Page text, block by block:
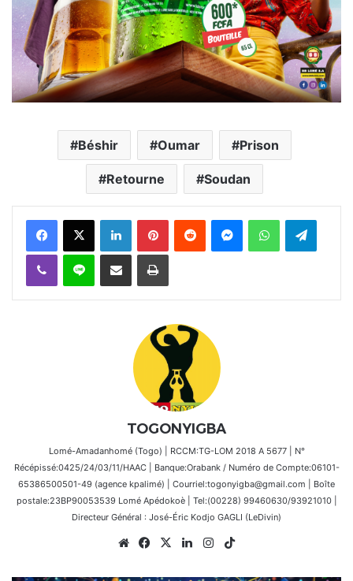
Béshir Oumar Prison
Retourne Soudan
FacebookX Linkedin PinterestReddit MessengerWhatsAppTelegram
Viber Ligne Partager par email Imprimer
TOGONYIGBA
Lomé-Amadanhomé (Togo) | RCCM:TG-LOM 2018 A 5677 | N°
Récépissé:0425/24/03/11/HAAC | Banque:Orabank / Numéro de Compte:06101-
65386500501-49 (agence kpalimé) | Courriel:togonyigba@gmail.com | Boîte
postale:23BP90053539 Lomé Apédokoè | Tel:(00228) 99460630/93921010 |
Directeur Général : José-Éric Kodjo GAGLI (LeDivin)
WebsiteFacebook
X LinkedinInstagram